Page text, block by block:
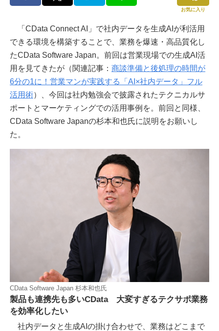
お気に入り
「CData Connect AI」で社内データを生成AIが利活用
できる環境を構築することで、業務を爆速・高品質化し
たCData Software Japan。前回は営業現場での生成AI活
用を見てきたが（関連記事： 商談準備と後処理の時間が
6分の1に！営業マンが実践する「AI×社内データ」フル
活用術）、今回は社内勉強会で披露されたテクニカルサ
ポートとマーケティングでの活用事例を。前回と同様、
CData Software Japanの杉本和也氏に説明をお願いし
た。
CData Software Japan 杉本和也氏
製品も連携先も多いCData 大変すぎるテクサポ業務
を効率化したい
社内データと生成AIの掛け合わせで、業務はどこまで